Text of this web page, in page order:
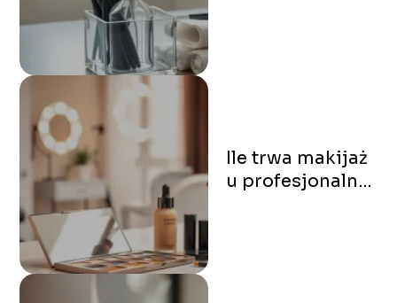
Ile trwa makijaż
u profesjonalnej